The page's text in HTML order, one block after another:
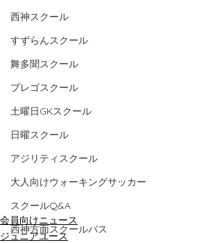
西神スクール
すずらんスクール
舞多聞スクール
プレゴスクール
土曜日GKスクール
日曜スクール
アジリティスクール
大人向けウォーキングサッカー
スクールQ&A
西神方面スクールバス
会員向けニュース
ジュニアユース